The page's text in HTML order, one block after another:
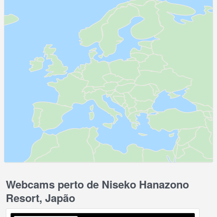
Webcams perto de Niseko Hanazono
Resort, Japão